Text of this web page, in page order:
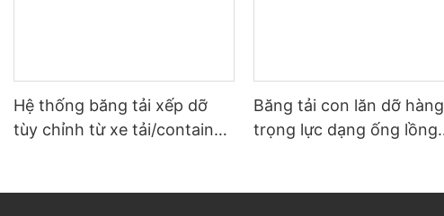
Hệ thống băng tải xếp dỡ
tùy chỉnh từ xe tải/container
Băng tải con lăn dỡ hàng
trọng lực dạng ống lồng